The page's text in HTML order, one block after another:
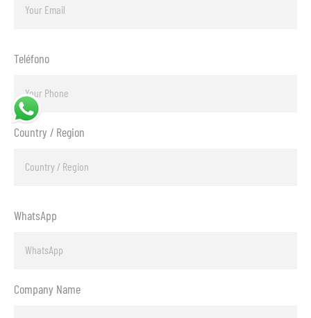
Teléfono
Country / Region
WhatsApp
Company Name